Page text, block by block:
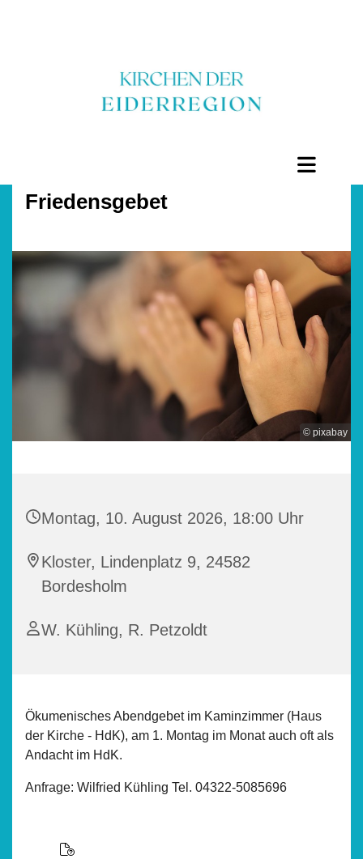
Friedensgebet
© pixabay
Montag, 10. August 2026, 18:00 Uhr
Kloster, Lindenplatz 9, 24582
Bordesholm
W. Kühling, R. Petzoldt
Ökumenisches Abendgebet im Kaminzimmer (Haus
der Kirche - HdK), am 1. Montag im Monat auch oft als
Andacht im HdK.
Anfrage: Wilfried Kühling Tel. 04322-5085696